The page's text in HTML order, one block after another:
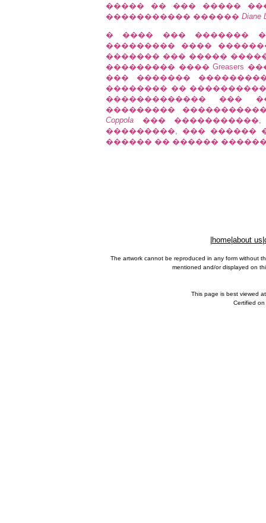
����� �� ��� ����� ���
����������� ������ Diane
� ���� ��� �������
��������� ����
������� ��� �����
��������� ���� Greasers
��� �������
�������� ��
������������� ���
���������
Coppola ���
���������, ��� ������
������ �� ������
home about us
The artwork cannot be reproduced in any form without
mentioned and/or displayed on
This page is best viewed
Certified on